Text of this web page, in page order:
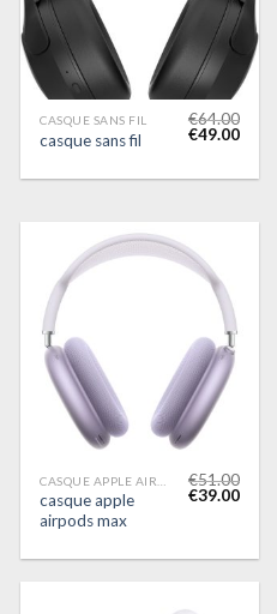
CASQUE SANS FIL
casque sans fil
€64.00
€49.00
casque apple
airpods max
€51.00
€39.00